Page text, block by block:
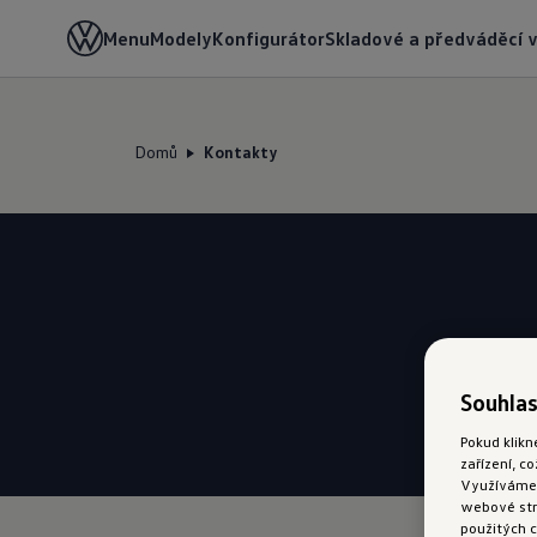
MenuModelyKonfigurátorSkladové a předváděcí
Domů Kontakty
Pokud
zařízení,
webové
použitých